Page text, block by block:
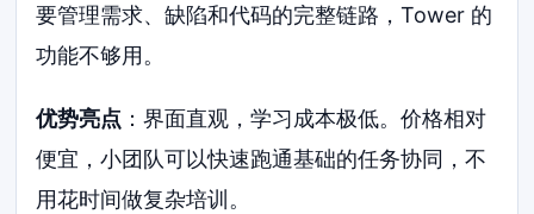
要管理需求、缺陷和代码的完整链路，Tower 的
功能不够用。
优势亮点 ：界面直观，学习成本极低。价格相对
便宜，小团队可以快速跑通基础的任务协同，不
用花时间做复杂培训。